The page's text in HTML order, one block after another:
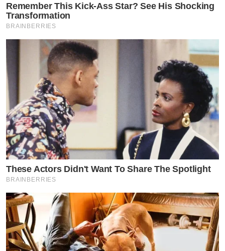
Remember This Kick-Ass Star? See His Shocking
Transformation
BRAINBERRIES
These Actors Didn't Want To Share The Spotlight
BRAINBERRIES